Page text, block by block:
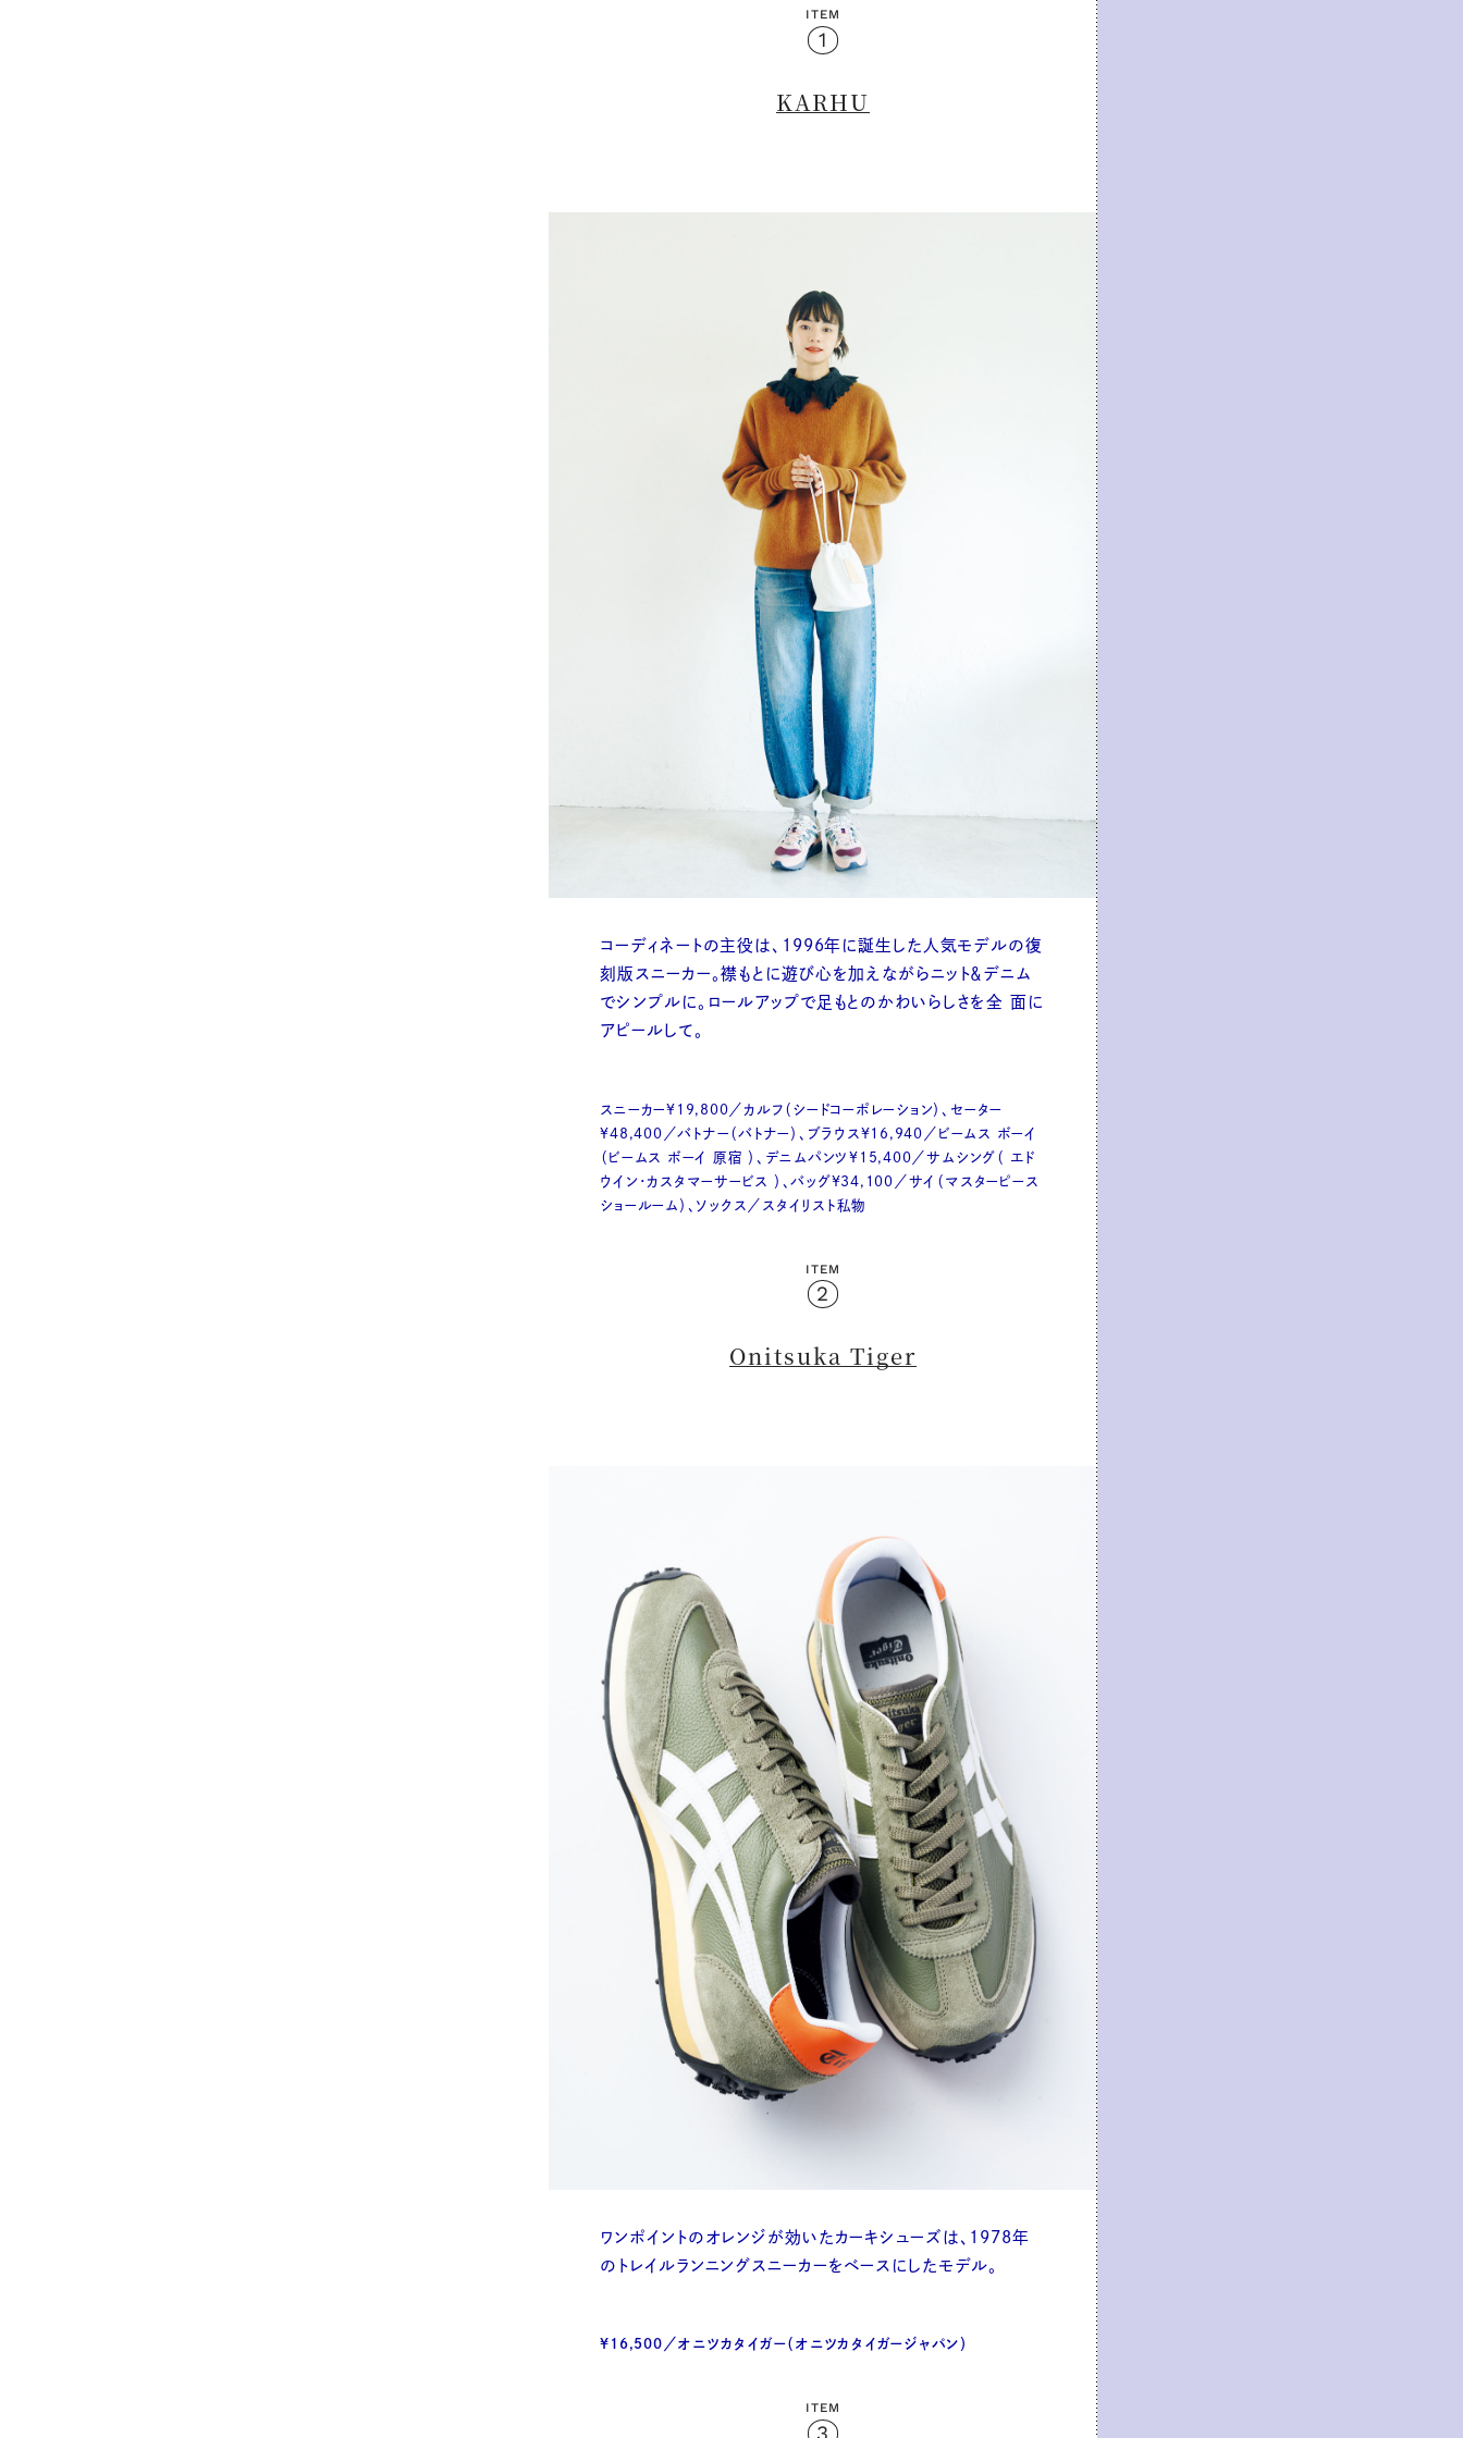
ITEM
1
KARHU
コーディネートの主役は、1996年に誕生した人気モデルの復
刻版スニーカー。襟もとに遊び心を加えながらニット＆デニム
でシンプルに。ロールアップで足もとのかわいらしさを全 面に
アピールして。
スニーカー¥19,800／カルフ（シードコーポレーション）、セーター
¥48,400／バトナー（バトナー）、ブラウス¥16,940／ビームス ボーイ
（ビームス ボーイ 原宿 ）、デニムパンツ¥15,400／サムシング（ エド
ウイン・カスタマーサービス ）、バッグ¥34,100／サイ（マスターピース
ショールーム）、ソックス／スタイリスト私物
ITEM
2
Onitsuka Tiger
ワンポイントのオレンジが効いたカーキシューズは、1978年
のトレイルランニングスニーカーをベースにしたモデル。
¥16,500／オニツカタイガー（オニツカタイガージャパン）
ITEM
3